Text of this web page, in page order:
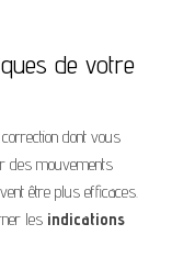
de votre
dont vous
des mouvements
être plus efficaces.
les indications